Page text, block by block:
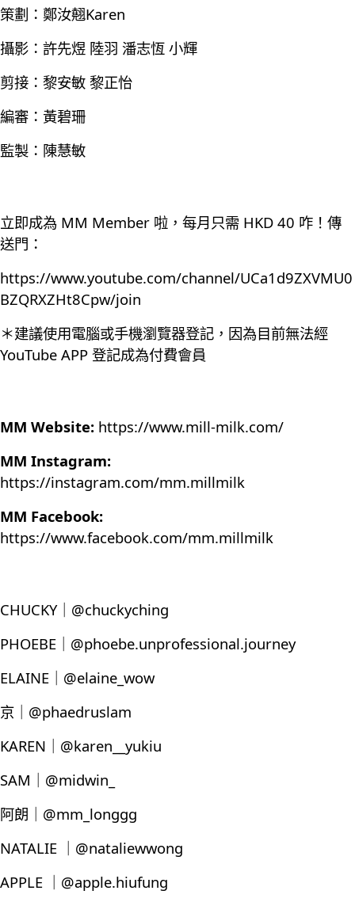
策劃：鄭汝翹Karen
攝影：許先煜 陸羽 潘志恆 小輝
剪接：黎安敏 黎正怡
編審：黃碧珊
監製：陳慧敏
立即成為 MM Member 啦，每月只需 HKD 40 咋！傳
送門：
https://www.youtube.com/channel/UCa1d9ZXVMU0
BZQRXZHt8Cpw/join
＊建議使用電腦或手機瀏覽器登記，因為目前無法經
YouTube APP 登記成為付費會員
MM Website: https://www.mill-milk.com/
MM Instagram:
https://instagram.com/mm.millmilk
MM Facebook:
https://www.facebook.com/mm.millmilk
CHUCKY｜@chuckyching
PHOEBE｜@phoebe.unprofessional.journey
ELAINE｜@elaine_wow
京｜@phaedruslam
KAREN｜@karen__yukiu
SAM｜@midwin_
阿朗｜@mm_longgg
NATALIE ｜@nataliewwong
APPLE ｜@apple.hiufung